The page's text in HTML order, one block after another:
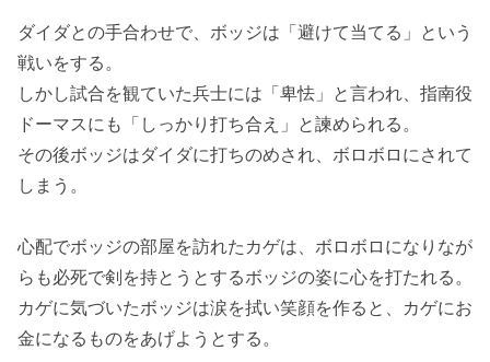
ダイダとの手合わせで、ボッジは「避けて当てる」という
戦いをする。
しかし試合を観ていた兵士には「卑怯」と言われ、指南役
ドーマスにも「しっかり打ち合え」と諫められる。
その後ボッジはダイダに打ちのめされ、ボロボロにされて
しまう。
心配でボッジの部屋を訪れたカゲは、ボロボロになりなが
らも必死で剣を持とうとするボッジの姿に心を打たれる。
カゲに気づいたボッジは涙を拭い笑顔を作ると、カゲにお
金になるものをあげようとする。